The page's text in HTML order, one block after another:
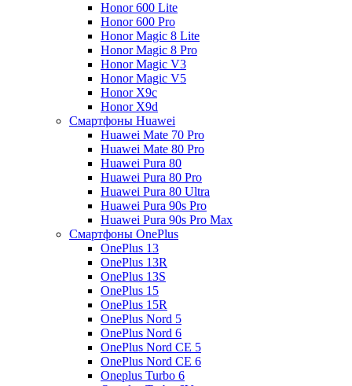
Honor 600 Lite
Honor 600 Pro
Honor Magic 8 Lite
Honor Magic 8 Pro
Honor Magic V3
Honor Magic V5
Honor X9c
Honor X9d
Смартфоны Huawei
Huawei Mate 70 Pro
Huawei Mate 80 Pro
Huawei Pura 80
Huawei Pura 80 Pro
Huawei Pura 80 Ultra
Huawei Pura 90s Pro
Huawei Pura 90s Pro Max
Смартфоны OnePlus
OnePlus 13
OnePlus 13R
OnePlus 13S
OnePlus 15
OnePlus 15R
OnePlus Nord 5
OnePlus Nord 6
OnePlus Nord CE 5
OnePlus Nord CE 6
Oneplus Turbo 6